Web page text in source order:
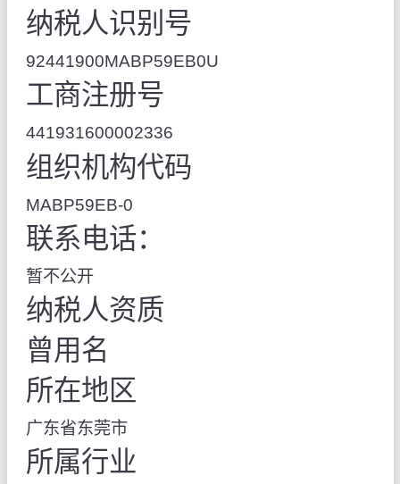
纳税人识别号
92441900MABP59EB0U
工商注册号
441931600002336
组织机构代码
MABP59EB-0
联系电话：
暂不公开
纳税人资质
曾用名
所在地区
广东省东莞市
所属行业